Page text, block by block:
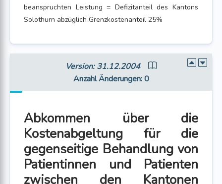
beanspruchten Leistung = Defizitanteil des Kantons
Solothurn abzüglich Grenzkostenanteil 25%
Version: 31.12.2004
Anzahl Änderungen: 0
Abkommen über die
Kostenabgeltung für die
gegenseitige Behandlung von
Patientinnen und Patienten
zwischen den Kantonen